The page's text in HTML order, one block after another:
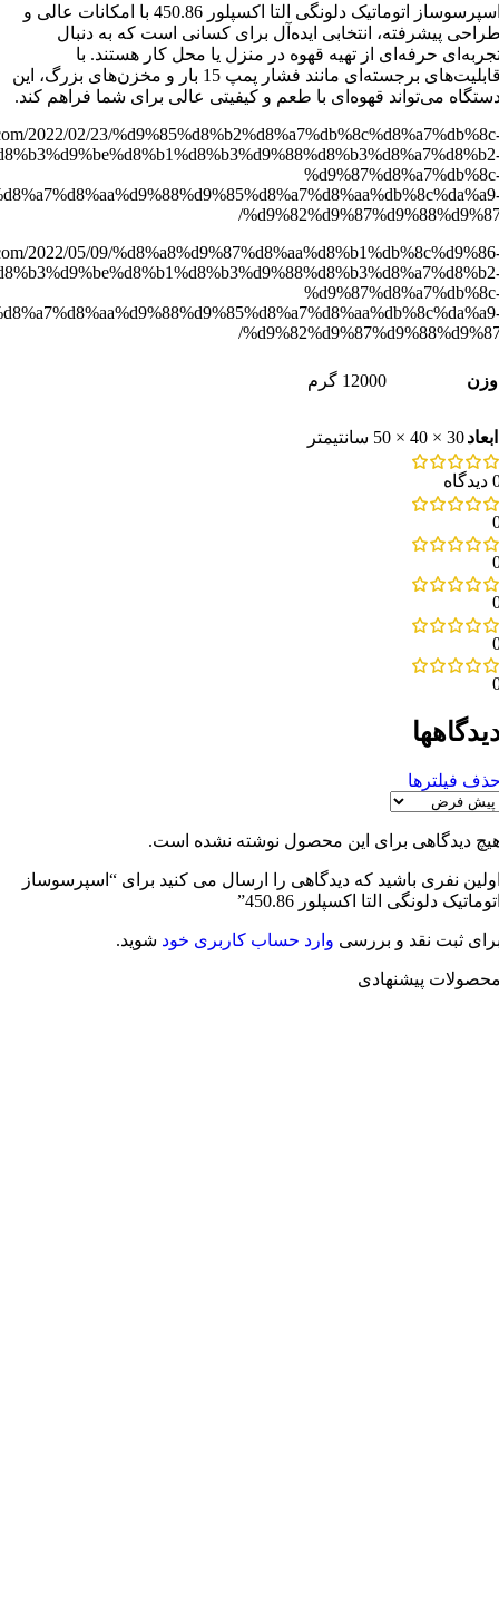
اسپرسوساز اتوماتیک دلونگی التا اکسپلور 450.86 با امکانات عالی و
پیشرفته، انتخابی ایده‌آل برای کسانی است که به دنبال
حرفه‌ای از تهیه قهوه در منزل یا محل کار هستند. با
قابلیت‌های برجسته‌ای مانند فشار پمپ 15 بار و مخزن‌های بزرگ، این
می‌تواند قهوه‌ای با طعم و کیفیتی عالی برای شما فراهم کند.
2022/02/23/
2022/05/09/
وزن 12000 گرم
ابعاد30 × 40 × 50 سانتیمتر
فیلترها
دیدگاهی برای این محصول نوشته نشده است.
نفری باشید که دیدگاهی را ارسال می کنید برای “اسپرسوساز
دلونگی التا اکسپلور 450.86”
ثبت نقد و بررسی وارد حساب کاربری خود شوید.
پیشنهادی